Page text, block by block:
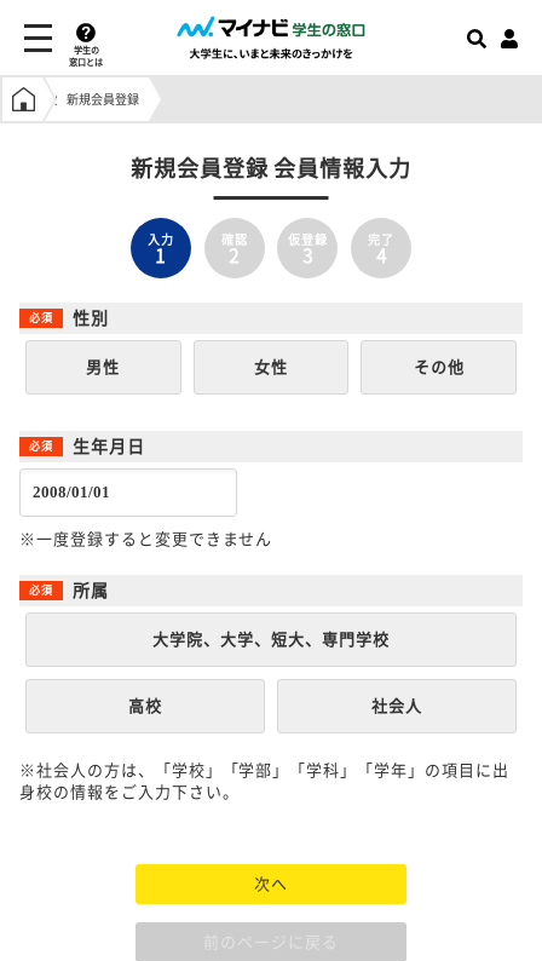
学生の
窓口とは
学生の窓口トップ
新規会員登録
新規会員登録 会員情報入力
入力
1
確認
2
仮登録
3
完了
4
性別
男性 女性 その他
生年月日
※一度登録すると変更できません
所属
大学院、大学、短大、専門学校
高校 社会人
※社会人の方は、「学校」「学部」「学科」「学年」の項目に出
身校の情報をご入力下さい。
次へ
前のページに戻る